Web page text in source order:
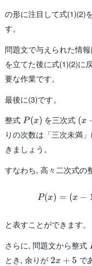
の形に注目して式(1)(2)
す。
問題文で与えられた情
を立てた後に式(1)(2)に
要な作業です。
最後に(3)です。
整式 P(x)
P(x) を三次式 (x-
(x
りの次数は「三次未満
きましょう。
すなわち, 高々二次式の
P(x) = (x −
と表すことができます。
さらに, 問題文から整式
とき, 余りが 2x+5
2x + 5 で